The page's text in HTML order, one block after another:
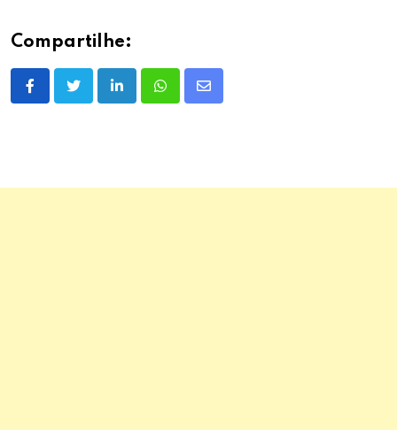
Compartilhe:
LinkedInWhatsappShare